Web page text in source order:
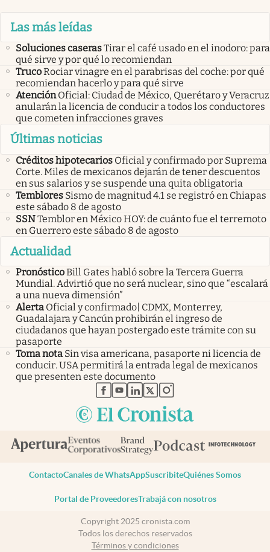
Las más leídas
Soluciones caserasTirar el café usado en el inodoro: para
qué sirve y por qué lo recomiendan
TrucoRociar vinagre en el parabrisas del coche: por qué
recomiendan hacerlo y para qué sirve
Atención Oficial: Ciudad de México, Querétaro y Veracruz
anularán la licencia de conducir a todos los conductores
que cometen infracciones graves
Últimas noticias
Créditos hipotecarios Oficial y confirmado por Suprema
Corte. Miles de mexicanos dejarán de tener descuentos
en sus salarios y se suspende una quita obligatoria
Temblores Sismo de magnitud 4.1 se registró en Chiapas
este sábado 8 de agosto
SSNTemblor en México HOY: de cuánto fue el terremoto
en Guerrero este sábado 8 de agosto
Actualidad
PronósticoBill Gates habló sobre la Tercera Guerra
Mundial. Advirtió que no será nuclear, sino que “escalará
a una nueva dimensión”
Alerta Oficial y confirmado| CDMX, Monterrey,
Guadalajara y Cancún prohibirán el ingreso de
ciudadanos que hayan postergado este trámite con su
pasaporte
Toma nota Sin visa americana, pasaporte ni licencia de
conducir. USA permitirá la entrada legal de mexicanos
que presenten este documento
abre en nueva pestaña
abre en nueva pestaña
abre en nueva pestaña
abre en nueva pestaña
abre en nueva pestaña
ContactoCanales de WhatsAppSuscribiteQuiénes Somos
Portal de ProveedoresTrabajá con nosotros
Copyright 2025 cronista.com
Todos los derechos reservados
Términos y condiciones